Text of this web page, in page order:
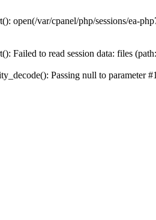
open(/var/cpanel/php/sessions/ea-
Failed to read session data: files
Passing null to parameter